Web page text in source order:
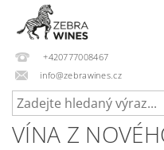
+420777008467
info@zebrawines.cz
VÍNA Z